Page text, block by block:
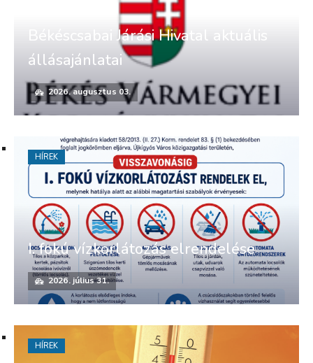
állásajánlatai
2026. augusztus 03.
I. fokú vízkorlátozás elrendelése
2026. július 31.
HÍREK
HÍREK